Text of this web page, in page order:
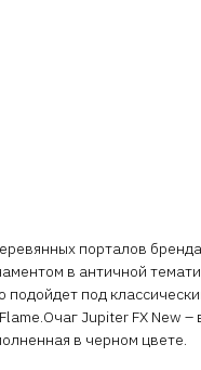
порталов
в античной
подойдет под
Jupiter FX New
в черном цвете.